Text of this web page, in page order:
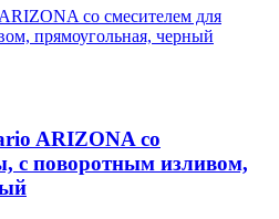
ARIZONA со
с поворотным изливом,